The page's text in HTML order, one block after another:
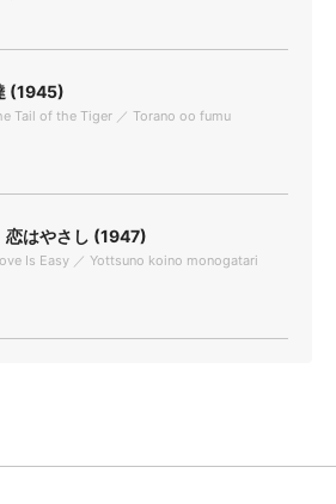
(1945)
Tail of the Tiger ／ Torano oo fumu
はやさし (1947)
Is Easy ／ Yottsuno koino monogatari